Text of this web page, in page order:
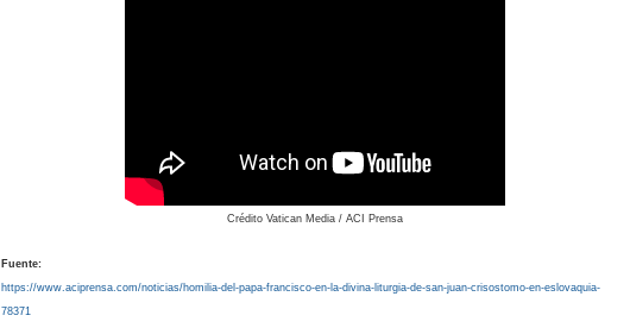
Crédito Vatican Media / ACI Prensa
Fuente:
https://www.aciprensa.com/noticias/homilia-del-papa-francisco-en-la-divina-liturgia-de-san-juan-crisostomo-en-eslovaquia-
78371